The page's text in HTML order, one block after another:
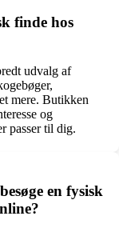
finde hos
udvalg af
mere. Butikken
og
passer til dig.
en fysisk